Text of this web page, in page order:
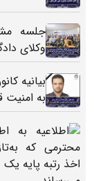
جلسه
وکلای
بیانیه
به امنیت